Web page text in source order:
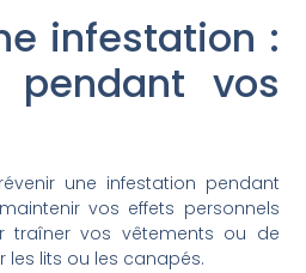
infestation :
vos
une infestation pendant
vos effets personnels
traîner vos vêtements ou de
lits ou les canapés.